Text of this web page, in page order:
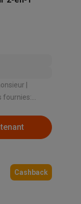
|
fournies:
Cashback